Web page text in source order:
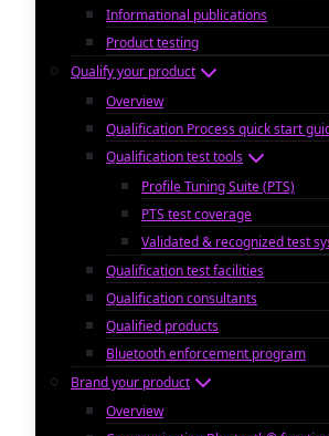
Informational publications
Product testing
Qualify your product
Overview
Qualification Process quick start
Qualification test tools
Profile Tuning Suite (PTS)
PTS test coverage
Validated & recognized test
Qualification test facilities
Qualification consultants
Qualified products
Bluetooth enforcement program
Brand your product
Overview